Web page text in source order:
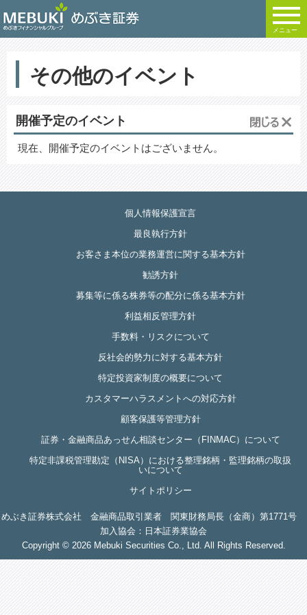
メニュー
その他のイベント
開催予定のイベント
現在、開催予定のイベントはございません。
個人情報保護宣言
最良執行方針
お客さま本位の業務運営に関する基本方針
勧誘方針
募集等に係る株券等の配分に係る基本方針
利益相反管理方針
手数料・リスクについて
反社会的勢力に対する基本方針
特定投資家制度の概要について
カスタマーハラスメントへの対応方針
顧客保護等管理方針
証券・金融商品あっせん相談センター（FINMAC）について
特定非課税管理勘定（NISA）における整理銘柄・監理銘柄の取扱
いについて
サイトポリシー
めぶき証券株式会社 金融商品取引業者 関東財務局長（金商）第1771号
加入協会：日本証券業協会
Copyright © 2026 Mebuki Securities Co., Ltd. All Rights Reserved.